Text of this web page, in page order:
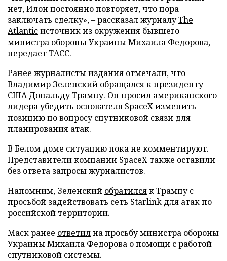
нет, Илон постоянно повторяет, что пора
заключать сделку», – рассказал журналуThe
Atlanticисточник из окружения бывшего
министра обороны Украины Михаила Федорова,
передаетТАСС.
Ранее журналисты издания отмечали, что
Владимир Зеленский обращался к президенту
США Дональду Трампу. Он просил американского
лидера убедить основателя SpaceX изменить
позицию по вопросу спутниковой связи для
планирования атак.
В Белом доме ситуацию пока не комментируют.
Представители компании SpaceX также оставили
без ответа запросы журналистов.
Напомним, Зеленский обратилсяк Трампу с
просьбой задействовать сеть Starlink для атак по
российской территории.
Маск ранее ответилна просьбу министра обороны
Украины Михаила Федорова о помощи с работой
спутниковой системы.